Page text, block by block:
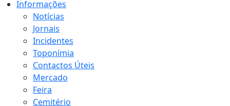
Informações
Notícias
Jornais
Incidentes
Toponímia
Contactos Úteis
Mercado
Feira
Cemitério